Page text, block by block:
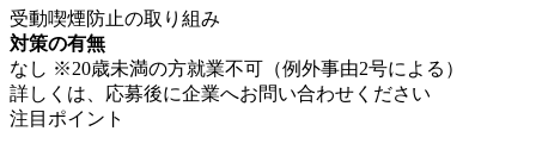
受動喫煙防止の取り組み
対策の有無
なし ※20歳未満の方就業不可（例外事由2号による）
詳しくは、応募後に企業へお問い合わせください
注目ポイント